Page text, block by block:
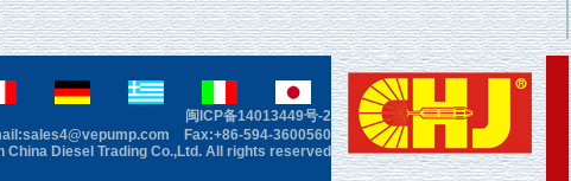
闽ICP备14013449号-2
Fax:+86-594-3600560
China Diesel Trading Co.,Ltd. All rights reserved